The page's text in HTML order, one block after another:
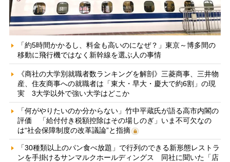
「約5時間かかるし、料金も高いのになぜ？」東京～博多間の
移動に飛行機ではなく新幹線を選ぶ人の事情
《商社の大学別就職者数ランキングを解剖》三菱商事、三井物
産、住友商事への就職者は「東大・早大・慶大で約6割」の現
実 3大学以外で強い大学はどこか
「何がやりたいのか分からない」竹中平蔵氏が語る高市内閣の
評価 「給付付き税額控除はその場しのぎ」いま不可欠なの
は“社会保障制度の改革議論”と指摘
「30種類以上のパン食べ放題」で行列のできる新形態レストラ
ンを手掛けるサンマルクホールディングス 同社に聞いた「店